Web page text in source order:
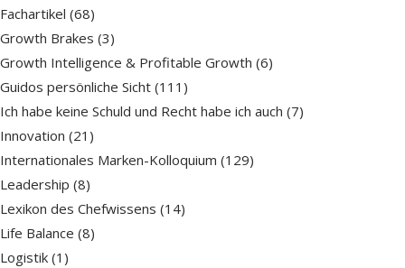
Fachartikel (68)
Growth Brakes (3)
Growth Intelligence & Profitable Growth (6)
Guidos persönliche Sicht (111)
Ich habe keine Schuld und Recht habe ich auch (7)
Innovation (21)
Internationales Marken-Kolloquium (129)
Leadership (8)
Lexikon des Chefwissens (14)
Life Balance (8)
Logistik (1)